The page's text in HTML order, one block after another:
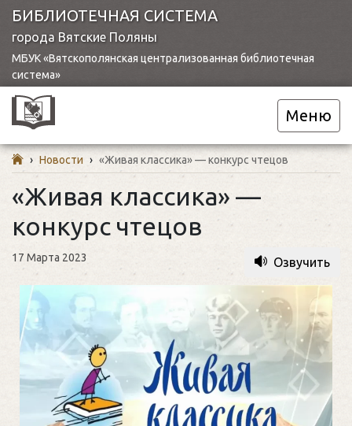
БИБЛИОТЕЧНАЯ СИСТЕМА
города Вятские Поляны
МБУК «Вятскополянская централизованная библиотечная
система»
Меню
› Новости › «Живая классика» — конкурс чтецов
«Живая классика» —
конкурс чтецов
17 Марта 2023 Озвучить